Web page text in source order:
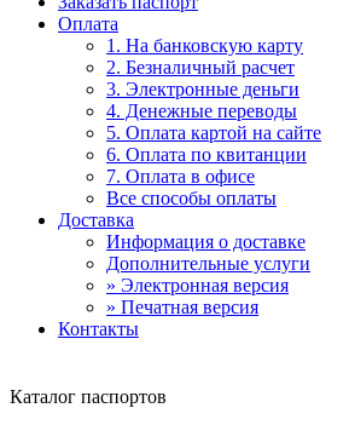
Оплата
1. На банковскую карту
2. Безналичный расчет
3. Электронные деньги
4. Денежные переводы
5. Оплата картой на сайте
6. Оплата по квитанции
7. Оплата в офисе
Все способы оплаты
Доставка
Информация о доставке
Дополнительные услуги
» Электронная версия
» Печатная версия
Контакты
Каталог паспортов